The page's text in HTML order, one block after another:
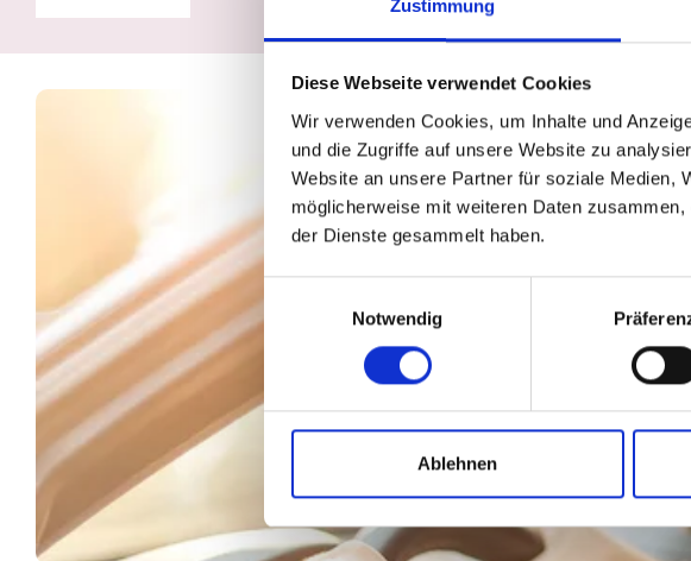
Zustimmung
Diese Webseite verwendet Cookies
Wir verwenden Cookies, um Inhalte und
und die Zugriffe auf unsere Website zu
Website an unsere Partner für soziale Medien,
möglicherweise mit weiteren Daten
der Dienste gesammelt haben.
Notwendig
Ablehnen